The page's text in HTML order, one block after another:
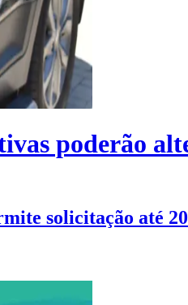
poderão
solicitação até